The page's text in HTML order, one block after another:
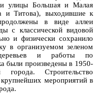
улицы Большая и Малая
и Титова), выходившие к
в виде аллеи
с классической видовой
и физически сохранило
в организуемом зеленом
и работы по
были произведены в 1950-
Строительство
мероприятий в